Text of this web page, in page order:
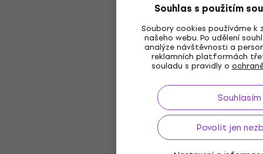
Souhlas s použitím
Soubory cookies používáme
našeho webu. Po udělení
analýze návštěvnosti a
reklamních platformách
souladu s pravidly o
Souhlasím
Povolit jen